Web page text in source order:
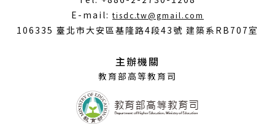
E-mail:tisdc.tw@gmail.com
開
106335 臺北市大安區基隆路4段43號 建築系RB707室
主辦機關
教育部高等教育司